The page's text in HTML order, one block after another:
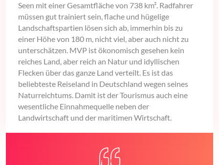
Seen mit einer Gesamtfläche von 738 km². Radfahrer
müssen gut trainiert sein, flache und hügelige
Landschaftspartien lösen sich ab, immerhin bis zu
einer Höhe von 180 m, nicht viel, aber auch nicht zu
unterschätzen. MVP ist ökonomisch gesehen kein
reiches Land, aber reich an Natur und idyllischen
Flecken über das ganze Land verteilt. Es ist das
beliebteste Reiseland in Deutschland wegen seines
Naturreichtums. Damit ist der Tourismus auch eine
wesentliche Einnahmequelle neben der
Landwirtschaft und der maritimen Wirtschaft.